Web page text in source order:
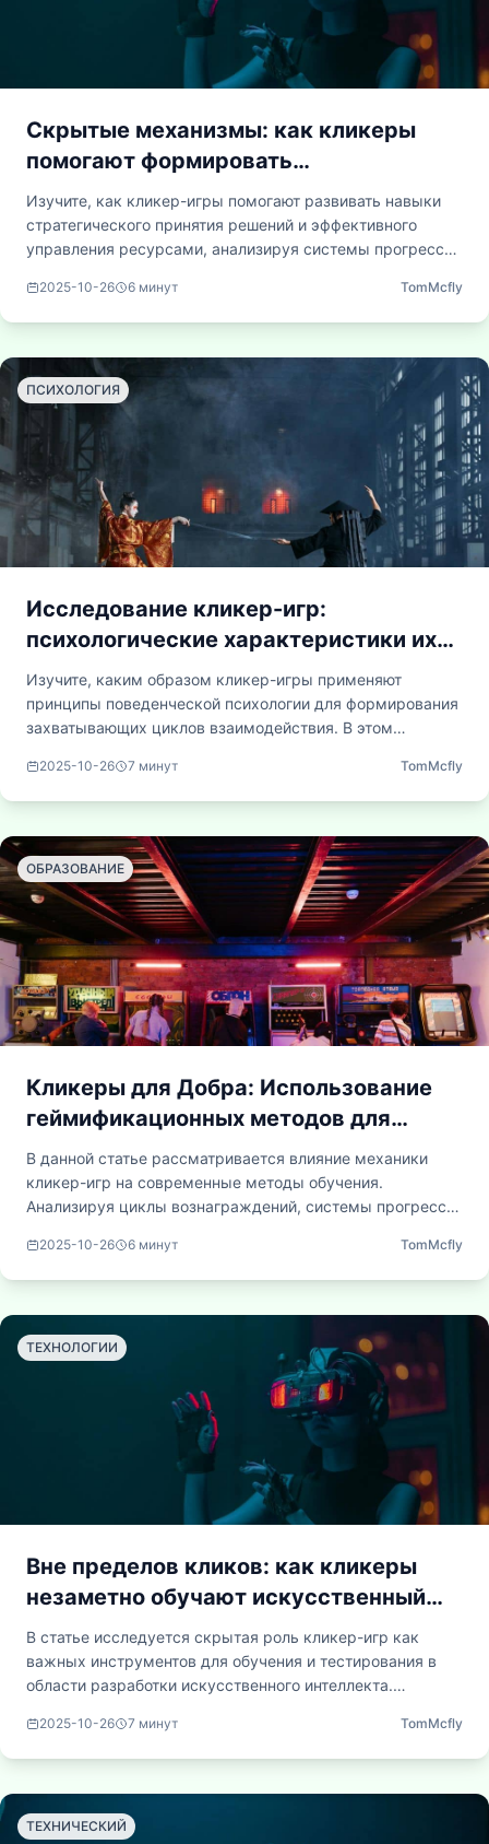
Скрытые механизмы: как кликеры
помогают формировать
стратегическое мышление
Изучите, как кликер-игры помогают развивать навыки
стратегического принятия решений и эффективного
управления ресурсами, анализируя системы прогрессии
долгосрочного планирования в инкрементальных играх.
Узнайте, каким образом эти принципы могут быть
2025-10-26 6 минут TomMcfly
ПСИХОЛОГИЯ
Исследование кликер-игр:
психологические характеристики их
постепенного развития
Изучите, каким образом кликер-игры применяют
принципы поведенческой психологии для формирования
захватывающих циклов взаимодействия. В этом
наград, механизмы прогресса и способы, с помощью
которых эти, на первый взгляд простые игры, искусно
разработанным психологическим стимулам.
2025-10-26 7 минут TomMcfly
ОБРАЗОВАНИЕ
Кликеры для Добра: Использование
геймификационных методов для
повышения вовлеченности в
образовательной среде
В данной статье рассматривается влияние механики
кликер-игр на современные методы обучения.
Анализируя циклы вознаграждений, системы прогресса
как преподаватели могут превратить традиционное
обучение в интересный и интерактивный процесс,
2025-10-26 6 минут TomMcfly
ТЕХНОЛОГИИ
Вне пределов кликов: как кликеры
незаметно обучают искусственный
интеллект и воспроизводят поведение
человека
В статье исследуется скрытая роль кликер-игр как
важных инструментов для обучения и тестирования в
области разработки искусственного интеллекта.
повторяющиеся кликовые интерфейсы способствуют
созданию благоприятных условий для алгоритмов
подкреплением и имитировать экономические системы.
2025-10-26 7 минут TomMcfly
ТЕХНИЧЕСКИЙ